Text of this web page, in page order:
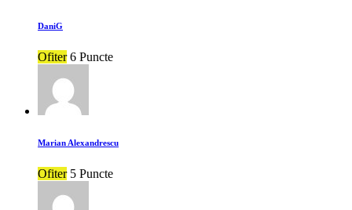
DaniG
Ofiter 6 Puncte
Marian Alexandrescu
Ofiter 5 Puncte